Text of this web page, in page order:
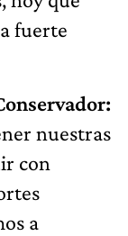
fuerte
nuestras
con
a